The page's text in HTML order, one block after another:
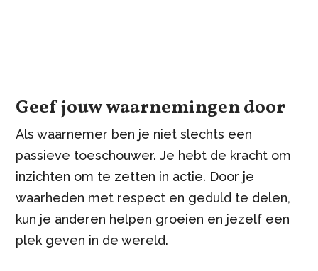
Geef jouw waarnemingen door
Als waarnemer ben je niet slechts een
passieve toeschouwer. Je hebt de kracht om
inzichten om te zetten in actie. Door je
waarheden met respect en geduld te delen,
kun je anderen helpen groeien en jezelf een
plek geven in de wereld.